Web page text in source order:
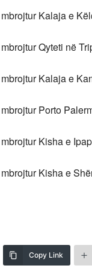
Kalaja e
Qyteti në
Kalaja e
Porto
Kisha e
Kisha e
Copy Link